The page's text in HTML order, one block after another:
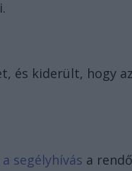
és kiderült, hogy
segélyhívás a